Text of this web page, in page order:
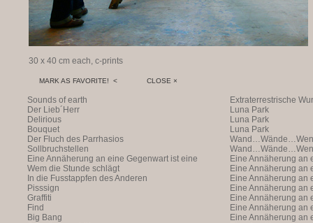
30 x 40 cm each, c-prints
MARK AS FAVORITE! < CLOSE ×
Sounds of earth
Extraterrestrische
(with Markus Hofer)
Der Lieb´Herr
Luna Park
Delirious
Luna Park
Bouquet
Luna Park
Der Fluch des Parrhasios
Sollbruchstellen
Eine Annäherung an eine Gegenwart ist eine
Annäherung an eine Ann
Eine Annäherung an
Annäherung an eine
Vergangenheit ist
Wem die Stunde schlägt
Eine Annäherung an
Annäherung an eine
Vergangenheit ist
In die Fusstappfen des Anderen
Eine Annäherung an
Annäherung
Pisssign
Eine Annäherung an
Annäherung an eine
Vergangenheit ist
Graffiti
Eine Annäherung an
Annäherung an eine
Vergangenheit ist
Find
Eine Annäherung an
Annäherung an eine
Big Bang
Eine Annäherung an